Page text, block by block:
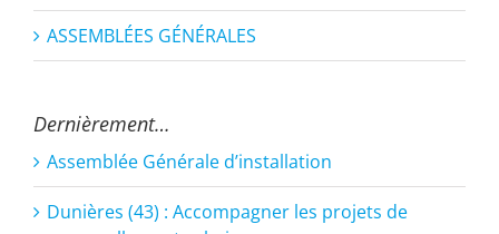
ASSEMBLÉES GÉNÉRALES
Dernièrement…
Assemblée Générale d’installation
Dunières (43) : Accompagner les projets de